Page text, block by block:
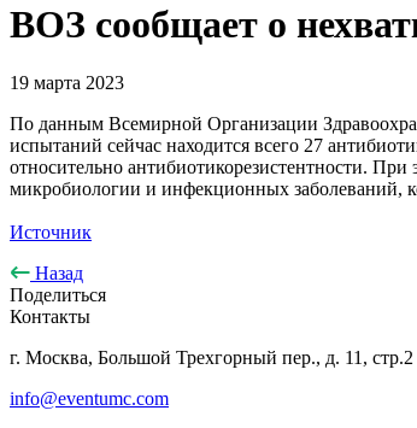
ВОЗ сообщает о
19 марта 2023
По данным Всемирной Организации
испытаний сейчас находится всего 27
относительно антибиотикорезистентности.
микробиологии и инфекционных заболеваний,
Источник
Назад
Поделиться
Контакты
г. Москва, Большой Трехгорный пер., д. 11, стр.2
info@eventumc.com